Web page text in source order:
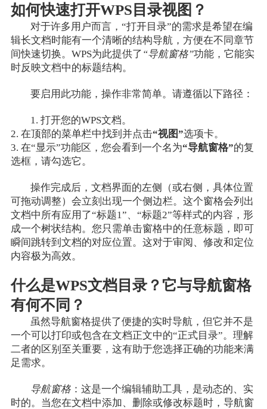
如何快速打开WPS目录视图？
对于许多用户而言，“打开目录”的需求是希望在编
辑长文档时能有一个清晰的结构导航，方便在不同章节
间快速切换。WPS为此提供了 “导航窗格”功能，它能实
时反映文档中的标题结构。
要启用此功能，操作非常简单。请遵循以下路径：
1. 打开您的WPS文档。
2. 在顶部的菜单栏中找到并点击“视图”选项卡。
3. 在“显示”功能区，您会看到一个名为“导航窗格”的复
选框，请勾选它。
操作完成后，文档界面的左侧（或右侧，具体位置
可拖动调整）会立刻出现一个侧边栏。这个窗格会列出
文档中所有应用了“标题1”、“标题2”等样式的内容，形
成一个树状结构。您只需单击窗格中的任意标题，即可
瞬间跳转到文档的对应位置。这对于审阅、修改和定位
内容极为高效。
什么是WPS文档目录？它与导航窗格
有何不同？
虽然导航窗格提供了便捷的实时导航，但它并不是
一个可以打印或包含在文档正文中的“正式目录”。理解
二者的区别至关重要，这有助于您选择正确的功能来满
足需求。
导航窗格 ：这是一个编辑辅助工具，是动态的、实
时的。当您在文档中添加、删除或修改标题时，导航窗